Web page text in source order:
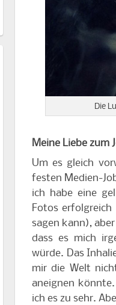
Die
Meine Liebe zum
Um es gleich
festen Medien-
ich habe eine
Fotos erfolgreich
sagen kann),
dass es mich
würde. Das
mir die Welt
aneignen
ich es zu sehr.